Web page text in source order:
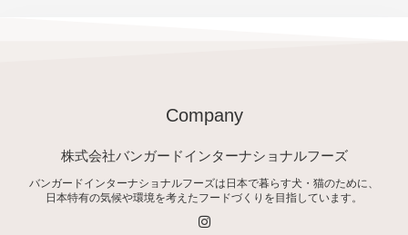
Company
株式会社バンガードインターナショナルフーズ
バンガードインターナショナルフーズは日本で暮らす犬・猫のために、
日本特有の気候や環境を考えたフードづくりを目指しています。
I
n